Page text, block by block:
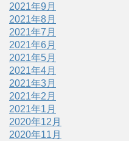
2021年9月
2021年8月
2021年7月
2021年6月
2021年5月
2021年4月
2021年3月
2021年2月
2021年1月
2020年12月
2020年11月